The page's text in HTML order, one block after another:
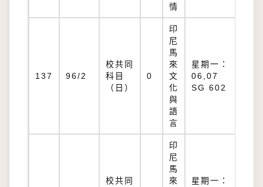
情
137 96/2
校共同
科目
（日）
0
印
尼
馬
來
文
化
與
語
言
星期一：
06,07
SG 602
校共同
印
尼
馬
來
星期一：